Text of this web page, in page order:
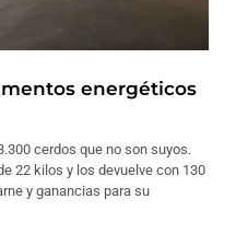
energéticos
cerdos que no son suyos.
22 kilos y los devuelve con 130
y ganancias para su